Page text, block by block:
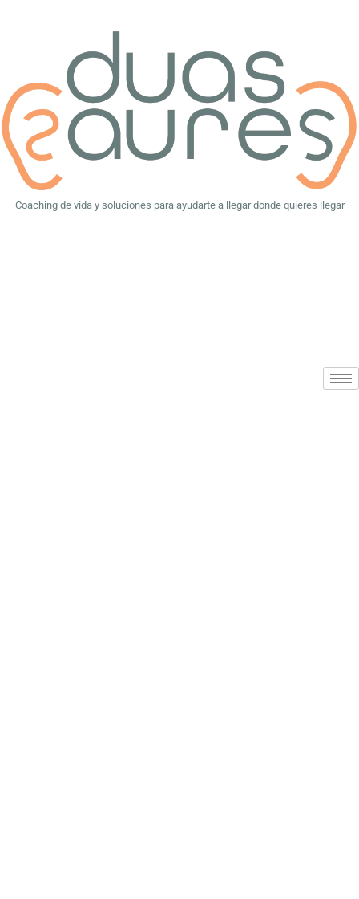
Coaching de vida y soluciones para ayudarte a llegar donde quieres llegar